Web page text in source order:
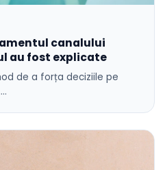
canalului
au fost explicate
de a forța deciziile pe